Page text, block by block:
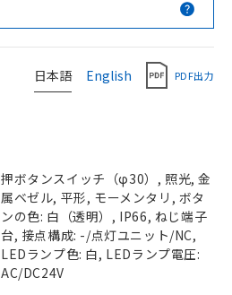
日本語 English PDF出力
押ボタンスイッチ（φ30）, 照光, 金
属ベゼル, 平形, モーメンタリ, ボタ
ンの色: 白（透明）, IP66, ねじ端子
台, 接点構成: -/点灯ユニット/NC,
LEDランプ色: 白, LEDランプ電圧:
AC/DC24V